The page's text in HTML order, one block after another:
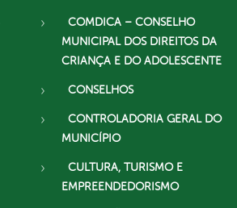
COMDICA – CONSELHO
MUNICIPAL DOS DIREITOS DA
CRIANÇA E DO ADOLESCENTE
CONSELHOS
CONTROLADORIA GERAL DO
MUNICÍPIO
CULTURA, TURISMO E
EMPREENDEDORISMO